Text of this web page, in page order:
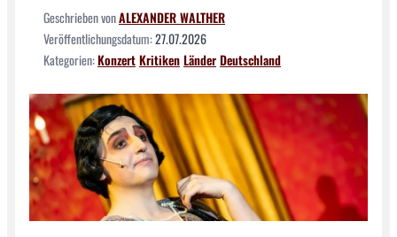
Geschrieben vonALEXANDER WALTHER
Veröffentlichungsdatum:27.07.2026
Kategorien:KonzertKritikenLänderDeutschland